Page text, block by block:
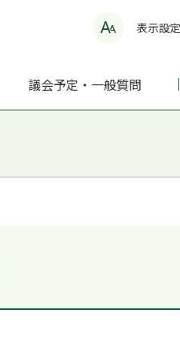
表示設定
議会予定・一般質問